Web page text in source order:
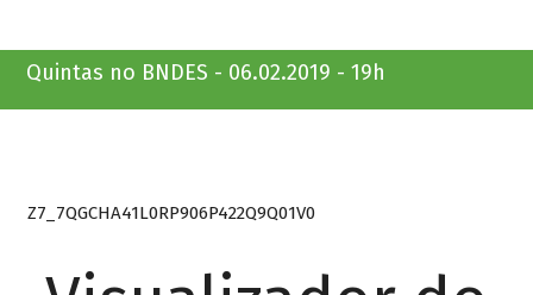
Quintas no BNDES - 06.02.2019 - 19h
Z7_7QGCHA41L0RP906P422Q9Q01V0